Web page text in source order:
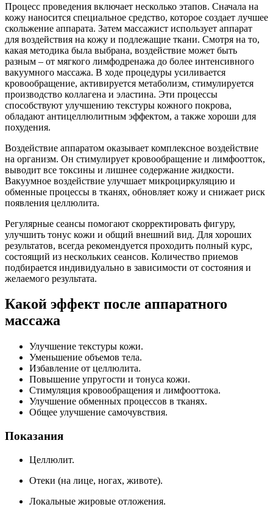
Процесс проведения включает несколько этапов. Сначала на
кожу наносится специальное средство, которое создает лучшее
скольжение аппарата. Затем массажист использует аппарат
для воздействия на кожу и подлежащие ткани. Смотря на то,
какая методика была выбрана, воздействие может быть
разным – от мягкого лимфодренажа до более интенсивного
вакуумного массажа. В ходе процедуры усиливается
кровообращение, активируется метаболизм, стимулируется
производство коллагена и эластина. Эти процессы
способствуют улучшению текстуры кожного покрова,
обладают антицеллюлитным эффектом, а также хороши для
похудения.
Воздействие аппаратом оказывает комплексное воздействие
на организм. Он стимулирует кровообращение и лимфоотток,
выводит все токсины и лишнее содержание жидкости.
Вакуумное воздействие улучшает микроциркуляцию и
обменные процессы в тканях, обновляет кожу и снижает риск
появления целлюлита.
Регулярные сеансы помогают скорректировать фигуру,
улучшить тонус кожи и общий внешний вид. Для хороших
результатов, всегда рекомендуется проходить полный курс,
состоящий из нескольких сеансов. Количество приемов
подбирается индивидуально в зависимости от состояния и
желаемого результата.
Какой эффект после аппаратного
массажа
Улучшение текстуры кожи.
Уменьшение объемов тела.
Избавление от целлюлита.
Повышение упругости и тонуса кожи.
Стимуляция кровообращения и лимфооттока.
Улучшение обменных процессов в тканях.
Общее улучшение самочувствия.
Показания
Целлюлит.
Отеки (на лице, ногах, животе).
Локальные жировые отложения.